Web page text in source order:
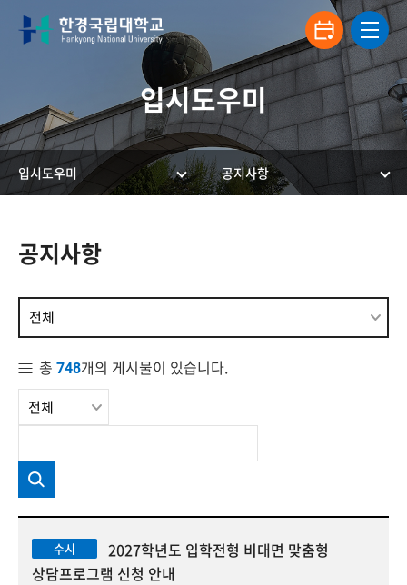
한경국립대학교 입학안내
입시도우미
입시도우미 공지사항
공지사항
전체
총 748개의 게시물이 있습니다.
수시
2027학년도 입학전형 비대면 맞춤형
상담프로그램 신청 안내